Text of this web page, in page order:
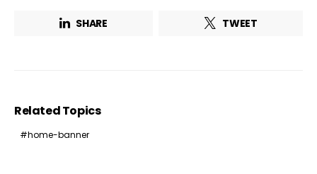
SHARE TWEET
Related Topics
home-banner